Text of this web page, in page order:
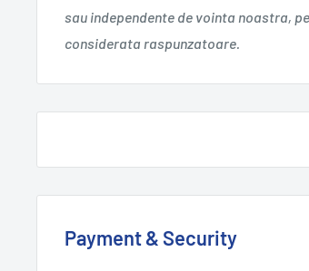
sau independente de vointa noastra,
considerata raspunzatoare.
Payment & Security